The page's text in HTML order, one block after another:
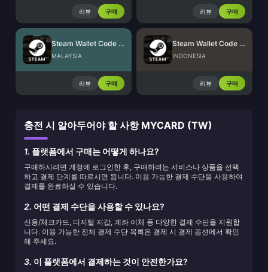
리뷰 구매 리뷰 구매
Steam Wallet Code (MYR)
MALAYSIA
리뷰 구매
Steam Wallet Code (IDR)
INDONESIA
리뷰 구매
충전 시 알아두어야 할 사항 MYCARD (TW)
1. 플랫폼에서 구매는 어떻게 하나요?
구매하시려면 계정에 로그인한 후, 구매하려는 서비스나 상품을 선택
하고 결제 단계를 따르시면 됩니다. 이용 가능한 결제 수단을 사용하여
결제를 완료하실 수 있습니다.
2. 어떤 결제 수단을 사용할 수 있나요?
신용/체크카드, 디지털 지갑, 계좌 이체 등 다양한 결제 수단을 지원합
니다. 이용 가능한 전체 결제 수단 목록은 결제 시 결제 옵션에서 확인
해 주세요.
3. 이 플랫폼에서 결제하는 것이 안전한가요?